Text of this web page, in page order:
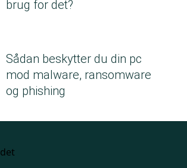
brug for det?
Sådan beskytter du din pc
mod malware, ransomware
og phishing